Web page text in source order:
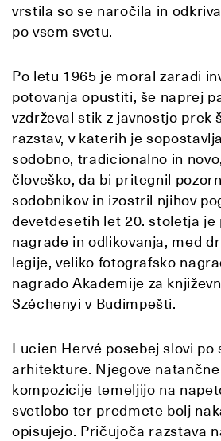
vrstila so se naročila in
po vsem svetu.
Po letu 1965 je moral zaradi
potovanja opustiti, še naprej
vzdrževal stik z javnostjo prek
razstav, v katerih je
sodobno, tradicionalno in
človeško, da bi pritegnil
sodobnikov in izostril njihov
devetdesetih let 20. stoletja je
nagrade in odlikovanja, med
legije, veliko fotografsko
nagrado Akademije za
Széchenyi v Budimpešti.
Lucien Hervé posebej slovi po
arhitekture. Njegove
kompozicije temeljijo na
svetlobo ter predmete bolj
opisujejo. Pričujoča razstava